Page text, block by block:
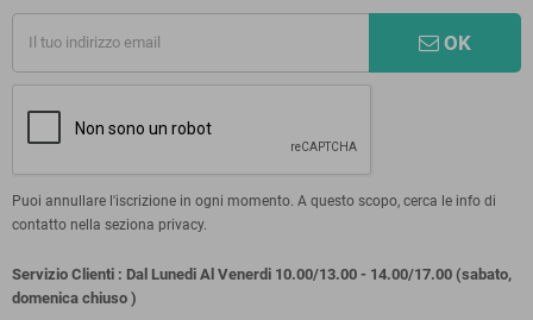
OK
Puoi annullare l'iscrizione in ogni momento. A questo scopo, cerca le info di
contatto nella seziona privacy.
Servizio Clienti : Dal Lunedi Al Venerdi 10.00/13.00 - 14.00/17.00 (sabato,
domenica chiuso )